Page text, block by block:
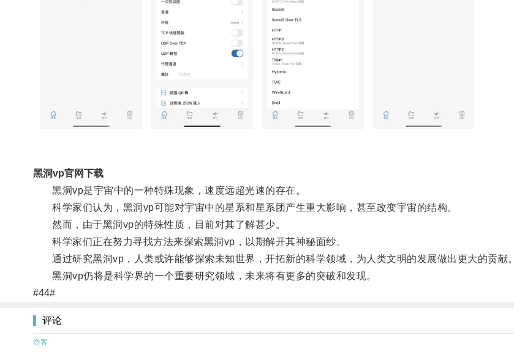
黑洞vp官网下载
黑洞vp是宇宙中的一种特殊现象，速度远超光速的存在。
科学家们认为，黑洞vp可能对宇宙中的星系和星系团产生重大影响，甚至改变宇宙的结构。
然而，由于黑洞vp的特殊性质，目前对其了解甚少。
科学家们正在努力寻找方法来探索黑洞vp，以期解开其神秘面纱。
通过研究黑洞vp，人类或许能够探索未知世界，开拓新的科学领域，为人类文明的发展做出更大的贡献。
黑洞vp仍将是科学界的一个重要研究领域，未来将有更多的突破和发现。
#44#
评论
游客